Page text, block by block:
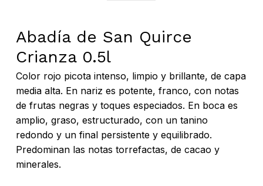
Abadía de San Quirce
Crianza 0.5l
Color rojo picota intenso, limpio y brillante, de capa
media alta. En nariz es potente, franco, con notas
de frutas negras y toques especiados. En boca es
amplio, graso, estructurado, con un tanino
redondo y un final persistente y equilibrado.
Predominan las notas torrefactas, de cacao y
minerales.